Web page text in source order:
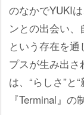
のなかでYUKI
ンとの出会い
という存在を
プスが生み出
は、“らしさ”と
『Terminal』の